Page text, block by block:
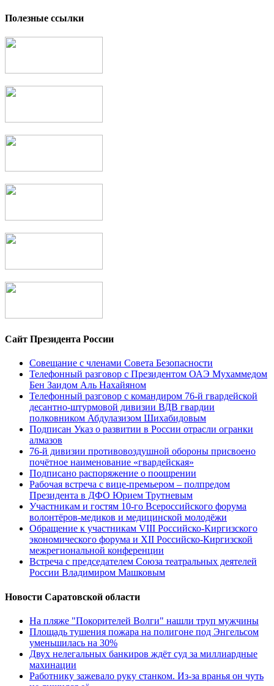
Полезные ссылки
Сайт Президента России
Совещание с членами Совета Безопасности
Телефонный разговор с Президентом ОАЭ Мухаммедом
Бен Заидом Аль Нахайяном
Телефонный разговор с командиром 76-й гвардейской
десантно-штурмовой дивизии ВДВ гвардии
полковником Абдулазизом Шихабидовым
Подписан Указ о развитии в России отрасли огранки
алмазов
76-й дивизии противовоздушной обороны присвоено
почётное наименование «гвардейская»
Подписано распоряжение о поощрении
Рабочая встреча с вице-премьером – полпредом
Президента в ДФО Юрием Трутневым
Участникам и гостям 10-го Всероссийского форума
волонтёров-медиков и медицинской молодёжи
Обращение к участникам VIII Российско-Киргизского
экономического форума и XII Российско-Киргизской
межрегиональной конференции
Встреча с председателем Союза театральных деятелей
России Владимиром Машковым
Новости Саратовской области
На пляже "Покорителей Волги" нашли труп мужчины
Площадь тушения пожара на полигоне под Энгельсом
уменьшилась на 30%
Двух нелегальных банкиров ждёт суд за миллиардные
махинации
Работнику зажевало руку станком. Из-за вранья он чуть